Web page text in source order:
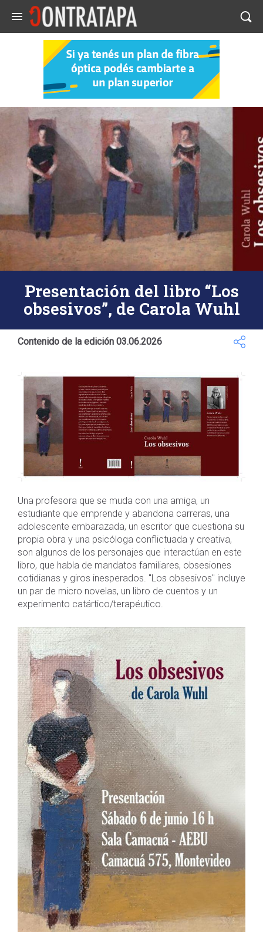
Presentación del libro “Los
obsesivos”, de Carola Wuhl
Contenido de la edición 03.06.2026
Una profesora que se muda con una amiga, un
estudiante que emprende y abandona carreras, una
adolescente embarazada, un escritor que cuestiona su
propia obra y una psicóloga conflictuada y creativa,
son algunos de los personajes que interactúan en este
libro, que habla de mandatos familiares, obsesiones
cotidianas y giros inesperados. "Los obsesivos" incluye
un par de micro novelas, un libro de cuentos y un
experimento catártico/terapéutico.